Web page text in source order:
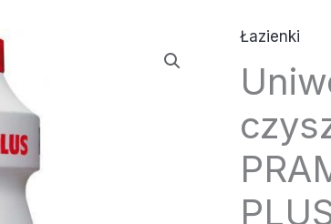
Łazienki
ilość
Uniwersalny
środek
do
czyszczenia
łazienek